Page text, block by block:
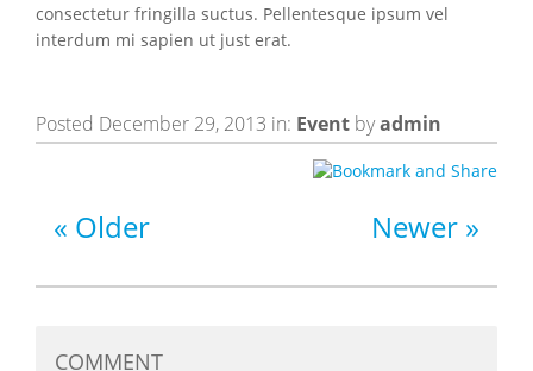
consectetur fringilla suctus. Pellentesque ipsum vel
interdum mi sapien ut just erat.
Posted December 29, 2013 in: Event byadmin
Older Newer